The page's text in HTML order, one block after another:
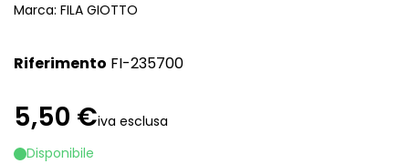
Marca: FILA GIOTTO
Riferimento FI-235700
5,50 €iva esclusa
Disponibile